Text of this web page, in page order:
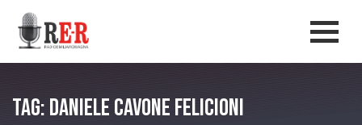
Salta al contenuto principale
Tag: Daniele Cavone Felicioni